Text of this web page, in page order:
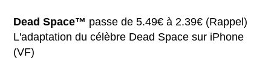
Dead Space™ passe de 5.49€ à 2.39€ (Rappel)
L'adaptation du célèbre Dead Space sur iPhone
(VF)